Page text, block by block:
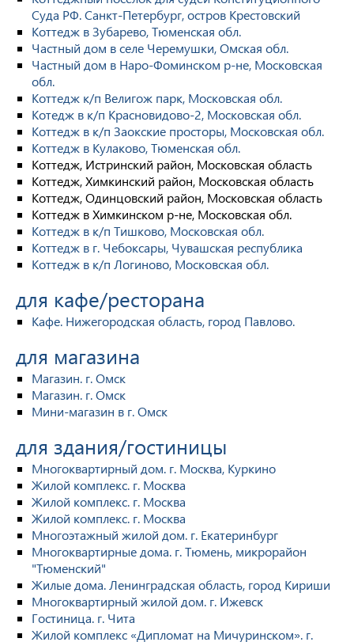
Суда РФ. Санкт-Петербург, остров Крестовский
Коттедж в Зубарево, Тюменская обл.
Частный дом в селе Черемушки, Омская обл.
Частный дом в Наро-Фоминском р-не, Московская
обл.
Коттедж к/п Велигож парк, Московская обл.
Котедж в к/п Красновидово-2, Московская обл.
Коттедж в к/п Заокские просторы, Московская обл.
Коттедж в Кулаково, Тюменская обл.
Коттедж, Истринский район, Московская область
Коттедж, Химкинский район, Московская область
Коттедж, Одинцовский район, Московская область
Коттедж в Химкинском р-не, Московская обл.
Коттедж в к/п Тишково, Московская обл.
Коттедж в г. Чебоксары, Чувашская республика
Коттедж в к/п Логиново, Московская обл.
для кафе/ресторана
Кафе. Нижегородская область, город Павлово.
для магазина
Магазин. г. Омск
Магазин. г. Омск
Мини-магазин в г. Омск
для здания/гостиницы
Многоквартирный дом. г. Москва, Куркино
Жилой комплекс. г. Москва
Жилой комплекс. г. Москва
Жилой комплекс. г. Москва
Многоэтажный жилой дом. г. Екатеринбург
Многоквартирные дома. г. Тюмень, микрорайон
"Тюменский"
Жилые дома. Ленинградская область, город Кириши
Многоквартирный жилой дом. г. Ижевск
Гостиница. г. Чита
Жилой комплекс «Дипломат на Мичуринском». г.